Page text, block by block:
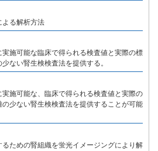
よる解析方法
施可能な臨床で得られる検査値と実際の標
ない腎生検検査法を提供する。
施可能な、臨床で得られる検査値と実際の
少ない腎生検検査法を提供することが可能
ための腎組織を蛍光イメージングにより解